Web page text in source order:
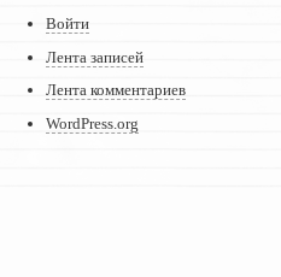
Войти
Лента записей
Лента комментариев
WordPress.org